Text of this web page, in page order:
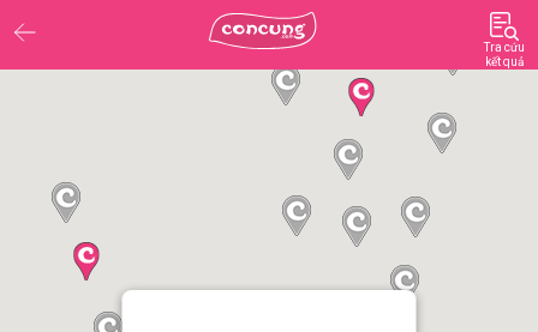
Tra cứu
kết quả